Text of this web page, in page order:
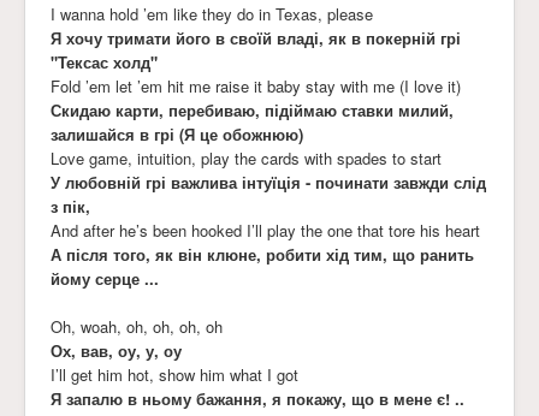
I wanna hold ’em like they do in Texas, please
Я хочу тримати його в своїй владі, як в покерній грі
"Тексас холд"
Fold ’em let ’em hit me raise it baby stay with me (I love it)
Скидаю карти, перебиваю, підіймаю ставки милий,
залишайся в грі (Я це обожнюю)
Love game, intuition, play the cards with spades to start
У любовній грі важлива інтуїція - починати завжди слід
з пік,
And after he’s been hooked I’ll play the one that tore his heart
А після того, як він клюне, робити хід тим, що ранить
йому серце ...
Oh, woah, oh, oh, oh, oh
Ох, вав, оу, у, оу
I’ll get him hot, show him what I got
Я запалю в ньому бажання, я покажу, що в мене є! ..